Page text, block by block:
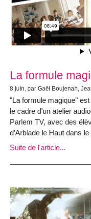
La formule
8 juin, par Gaël Boujenah,
"La formule magique"
le cadre d’un atelier
Parlem TV, avec des
d’Arblade le Haut dans
Suite de l'article...